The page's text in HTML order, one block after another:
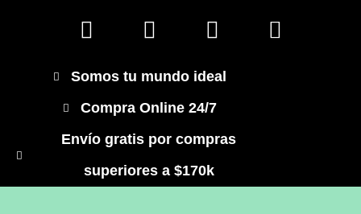
Somos tu mundo ideal
Compra Online 24/7
Envío gratis por compras
superiores a $170k